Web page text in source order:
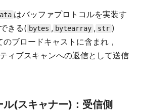
はバッファプロトコルを実装す
きる( bytes , bytearray , str )
のブロードキャストに含まれ，
ィブスキャンへの返信として送信
(スキャナー)：受信側